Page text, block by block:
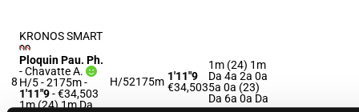
8
KRONOS SMART
Ploquin Pau. Ph.
-Chavatte A.
H/5 - 2175m-
1'11"9- €34,503
1m (24) 1m Da
H/52175m 1'11"9
€34,503
1m (24) 1m
Da 4a 2a 0a
5a 0a (23)
Da 6a 0a Da